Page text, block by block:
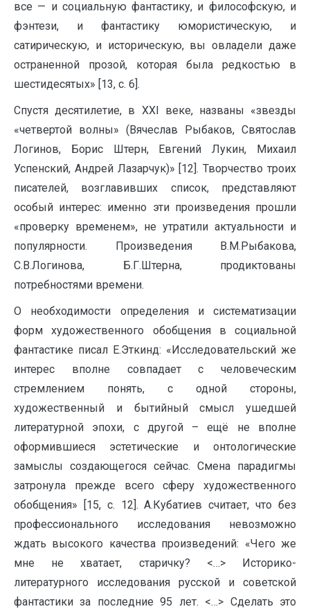
все — и социальную фантастику, и философскую, и
фэнтези, и фантастику юмористическую, и
сатирическую, и историческую, вы овладели даже
остраненной прозой, которая была редкостью в
шестидесятых» [13, с. 6].
Спустя десятилетие, в XXI веке, названы «звезды
«четвертой волны» (Вячеслав Рыбаков, Святослав
Логинов, Борис Штерн, Евгений Лукин, Михаил
Успенский, Андрей Лазарчук)» [12]. Творчество троих
писателей, возглавивших список, представляют
особый интерес: именно эти произведения прошли
«проверку временем», не утратили актуальности и
популярности. Произведения В.М.Рыбакова,
С.В.Логинова, Б.Г.Штерна, продиктованы
потребностями времени.
О необходимости определения и систематизации
форм художественного обобщения в социальной
фантастике писал Е.Эткинд: «Исследовательский же
интерес вполне совпадает с человеческим
стремлением понять, с одной стороны,
художественный и бытийный смысл ушедшей
литературной эпохи, с другой – ещё не вполне
оформившиеся эстетические и онтологические
замыслы создающегося сейчас. Смена парадигмы
затронула прежде всего сферу художественного
обобщения» [15, с. 12]. А.Кубатиев считает, что без
профессионального исследования невозможно
ждать высокого качества произведений: «Чего же
мне не хватает, старичку? <…> Историко-
литературного исследования русской и советской
фантастики за последние 95 лет. <…> Сделать это